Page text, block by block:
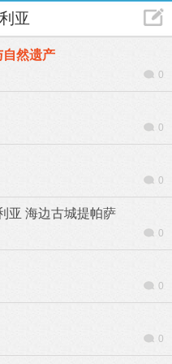
亚
然遗产
0
0
0
亚 海边古城提帕萨
0
0
0